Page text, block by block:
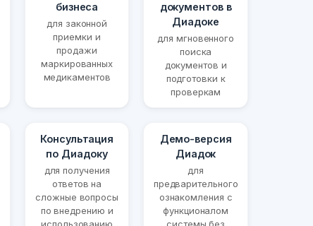
бизнеса
для законной
приемки и
продажи
маркированных
медикаментов
документов в
Диадоке
для мгновенного
поиска
документов и
подготовки к
проверкам
Консультация
по Диадоку
для получения
ответов на
сложные вопросы
по внедрению и
Демо-версия
Диадок
для
предварительного
ознакомления с
функционалом